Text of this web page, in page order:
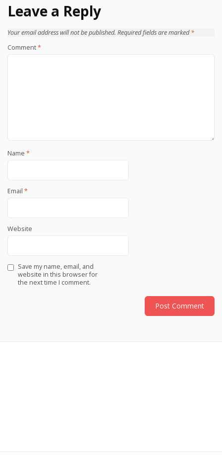
Leave a Reply
Your email address will not be published. Required fields are marked*
Comment*
Name *
Email *
Website
Save my name, email, and
website in this browser for
the next time I comment.